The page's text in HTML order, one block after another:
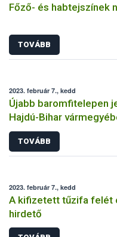
Főző- és habtejszínek
TOVÁBB
2023. február 7., kedd
Újabb baromfitelepen
Hajdú-Bihar
TOVÁBB
2023. február 7., kedd
A kifizetett tűzifa felét
hirdető